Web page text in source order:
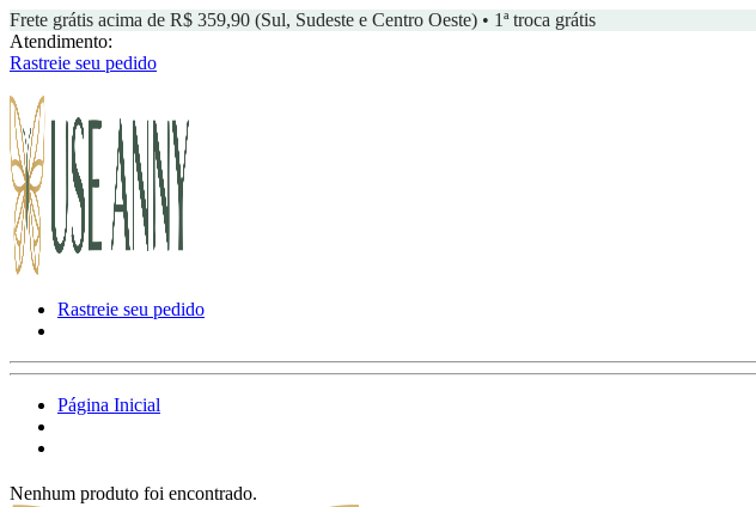
Frete grátis acima de R$ 359,90 (Sul, Sudeste e Centro Oeste) • 1ª troca grátis
Atendimento:
Rastreie seu pedido
Rastreie seu pedido
Página Inicial
Nenhum produto foi encontrado.